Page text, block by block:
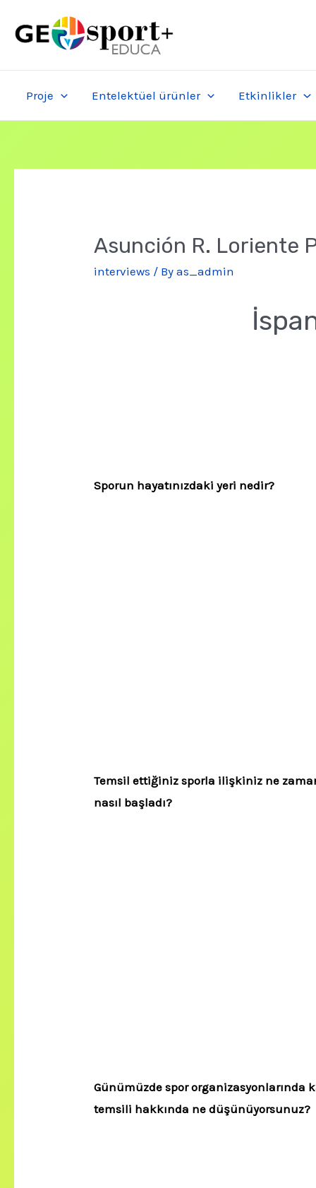
Proje Entelektüel ürünler Etkinlikler
Asunción R. Loriente
interviews / Byas_admin
Sporun hayatınızdaki yeri nedir?
Temsil ettiğiniz sporla ilişkiniz ne
nasıl başladı?
Günümüzde spor organizasyonlarında
temsili hakkında ne düşünüyorsunuz?